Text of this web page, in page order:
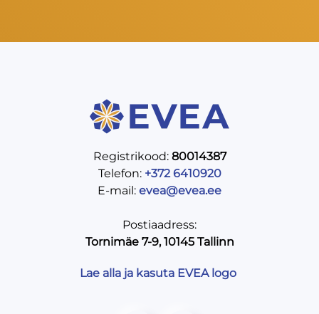
Registrikood: 80014387
Telefon: +372 6410920
E-mail: evea@evea.ee
Postiaadress:
Tornimäe 7-9, 10145 Tallinn
Lae alla ja kasuta EVEA logo